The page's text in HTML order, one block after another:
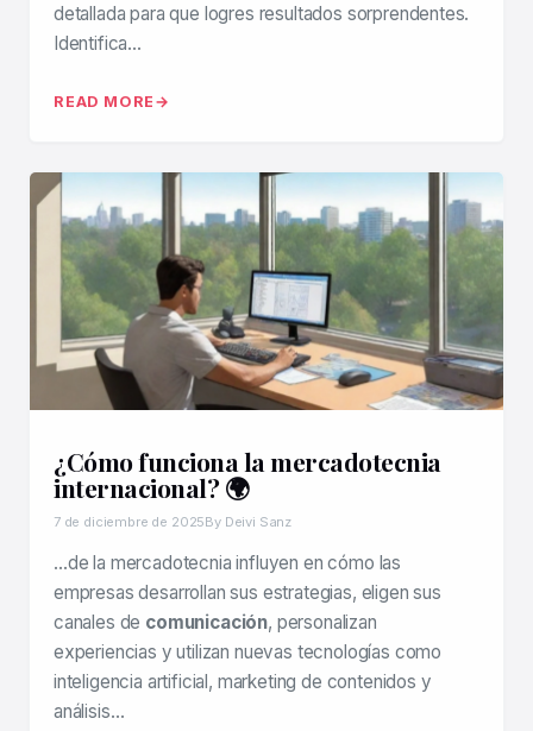
detallada para que logres resultados sorprendentes.
Identifica…
READ MORE
¿Cómo funciona la mercadotecnia
internacional? 🌍
7 de diciembre de 2025By Deivi Sanz
…de la mercadotecnia influyen en cómo las
empresas desarrollan sus estrategias, eligen sus
canales de comunicación, personalizan
experiencias y utilizan nuevas tecnologías como
inteligencia artificial, marketing de contenidos y
análisis…